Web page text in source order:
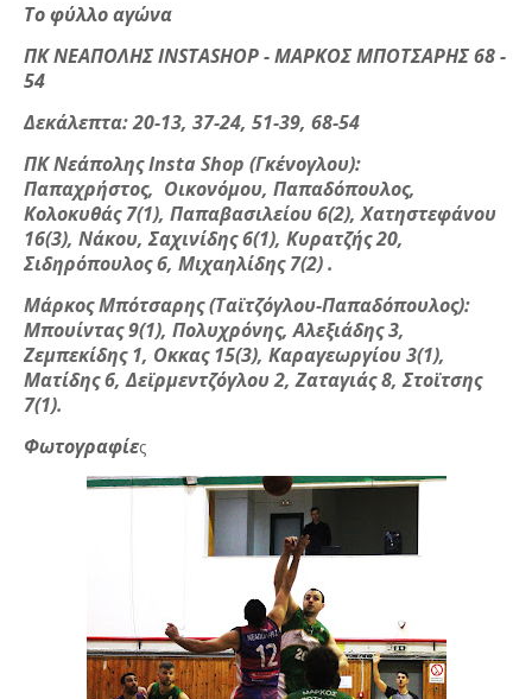
Το φύλλο αγώνα
ΠΚ ΝΕΑΠΟΛΗΣ INSTASHOP - ΜΑΡΚΟΣ ΜΠΟΤΣΑΡΗΣ 68 -
54
Δεκάλεπτα: 20-13, 37-24, 51-39, 68-54
ΠΚ Νεάπολης Ιnsta Shop (Γκένογλου):
Παπαχρήστος, Οικονόμου, Παπαδόπουλος,
Κολοκυθάς 7(1), Παπαβασιλείου 6(2), Χατηστεφάνου
16(3), Νάκου, Σαχινίδης 6(1), Κυρατζής 20,
Σιδηρόπουλος 6, Μιχαηλίδης 7(2) .
Μάρκος Μπότσαρης (Ταϊτζόγλου-Παπαδόπουλος):
Μπουίντας 9(1), Πολυχρόνης, Αλεξιάδης 3,
Ζεμπεκίδης 1, Οκκας 15(3), Καραγεωργίου 3(1),
Ματίδης 6, Δεϊρμεντζόγλου 2, Ζαταγιάς 8, Στοϊτσης
7(1).
Φωτογραφίες